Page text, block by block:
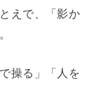
えで、「影か
操る」「人を